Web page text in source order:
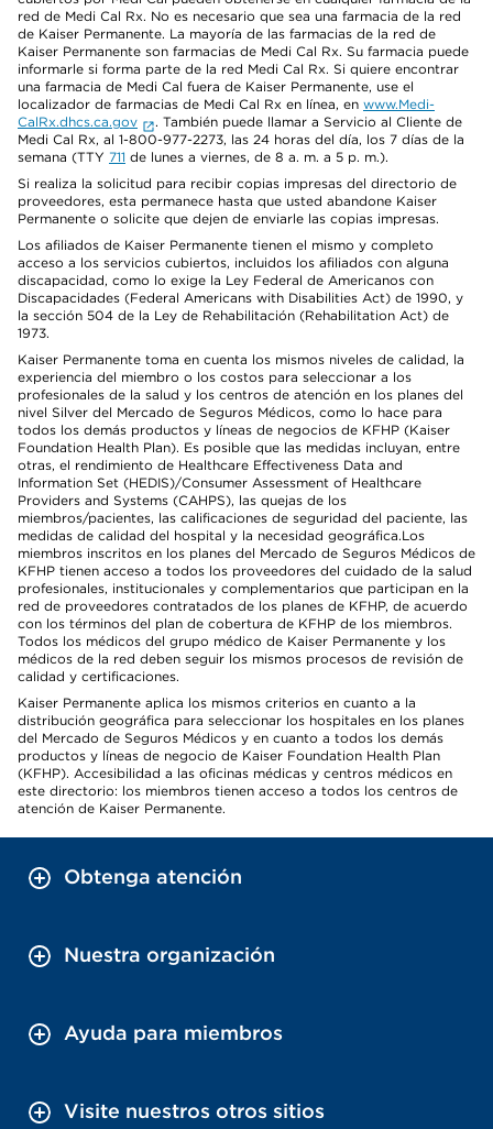
red de Medi Cal Rx. No es necesario que sea una farmacia de la red
de Kaiser Permanente. La mayoría de las farmacias de la red de
Kaiser Permanente son farmacias de Medi Cal Rx. Su farmacia puede
informarle si forma parte de la red Medi Cal Rx. Si quiere encontrar
una farmacia de Medi Cal fuera de Kaiser Permanente, use el
localizador de farmacias de Medi Cal Rx en línea, en www.Medi-
CalRx.dhcs.ca.gov
. También puede llamar a Servicio al Cliente de
Medi Cal Rx, al 1-800-977-2273, las 24 horas del día, los 7 días de la
semana (TTY 711 de lunes a viernes, de 8 a. m. a 5 p. m.).
Si realiza la solicitud para recibir copias impresas del directorio de
proveedores, esta permanece hasta que usted abandone Kaiser
Permanente o solicite que dejen de enviarle las copias impresas.
Los afiliados de Kaiser Permanente tienen el mismo y completo
acceso a los servicios cubiertos, incluidos los afiliados con alguna
discapacidad, como lo exige la Ley Federal de Americanos con
Discapacidades (Federal Americans with Disabilities Act) de 1990, y
la sección 504 de la Ley de Rehabilitación (Rehabilitation Act) de
1973.
Kaiser Permanente toma en cuenta los mismos niveles de calidad, la
experiencia del miembro o los costos para seleccionar a los
profesionales de la salud y los centros de atención en los planes del
nivel Silver del Mercado de Seguros Médicos, como lo hace para
todos los demás productos y líneas de negocios de KFHP (Kaiser
Foundation Health Plan). Es posible que las medidas incluyan, entre
otras, el rendimiento de Healthcare Effectiveness Data and
Information Set (HEDIS)/Consumer Assessment of Healthcare
Providers and Systems (CAHPS), las quejas de los
miembros/pacientes, las calificaciones de seguridad del paciente, las
medidas de calidad del hospital y la necesidad geográfica.Los
miembros inscritos en los planes del Mercado de Seguros Médicos de
KFHP tienen acceso a todos los proveedores del cuidado de la salud
profesionales, institucionales y complementarios que participan en la
red de proveedores contratados de los planes de KFHP, de acuerdo
con los términos del plan de cobertura de KFHP de los miembros.
Todos los médicos del grupo médico de Kaiser Permanente y los
médicos de la red deben seguir los mismos procesos de revisión de
calidad y certificaciones.
Kaiser Permanente aplica los mismos criterios en cuanto a la
distribución geográfica para seleccionar los hospitales en los planes
del Mercado de Seguros Médicos y en cuanto a todos los demás
productos y líneas de negocio de Kaiser Foundation Health Plan
(KFHP). Accesibilidad a las oficinas médicas y centros médicos en
este directorio: los miembros tienen acceso a todos los centros de
atención de Kaiser Permanente.
Obtenga atención
Nuestra organización
Ayuda para miembros
Visite nuestros otros sitios